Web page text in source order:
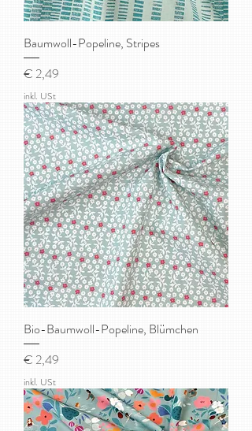
Baumwoll-Popeline, Stripes
Preis
€ 2,49
inkl. USt
Bio-Baumwoll-Popeline, Blümchen
Preis
€ 2,49
inkl. USt